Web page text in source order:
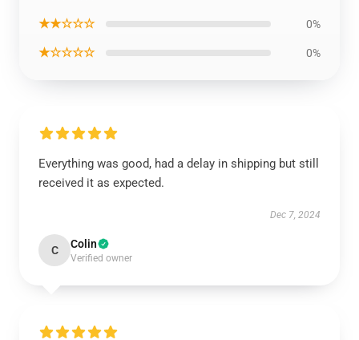
★★☆☆☆ 0%
★☆☆☆☆ 0%
Everything was good, had a delay in shipping but still
received it as expected.
Dec 7, 2024
C Colin
Verified owner